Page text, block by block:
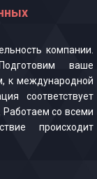
компании.
ваше
к международной
соответствует
Работаем со всеми
происходит